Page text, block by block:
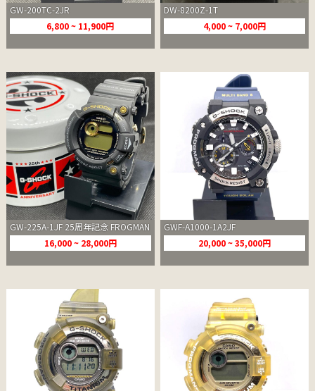
GW-200TC-2JR
6,800 ~ 11,900円
DW-8200Z-1T
4,000 ~ 7,000円
GW-225A-1JF 25周年記念 FROGMAN
16,000 ~ 28,000円
GWF-A1000-1A2JF
20,000 ~ 35,000円